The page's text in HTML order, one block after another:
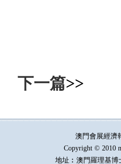
下一篇>>
澳門會展經
Copyright © 2010
地址︰澳門羅理基博